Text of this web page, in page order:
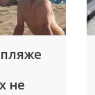
не